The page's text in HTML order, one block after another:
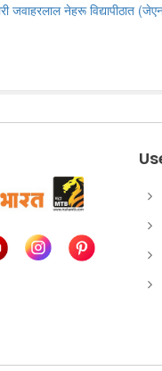
जवाहरलाल नेहरू विद्यापीठात